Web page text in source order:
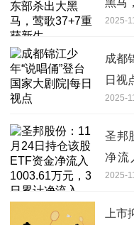
2025-
成都
日视
2025-
圣邦
净流
2025-
上市